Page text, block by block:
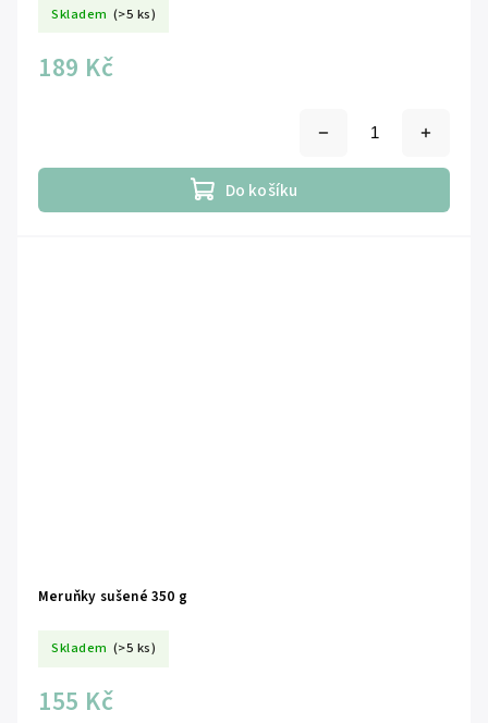
Skladem (>5 ks)
189 Kč
Do košíku
Meruňky sušené 350 g
Skladem (>5 ks)
155 Kč